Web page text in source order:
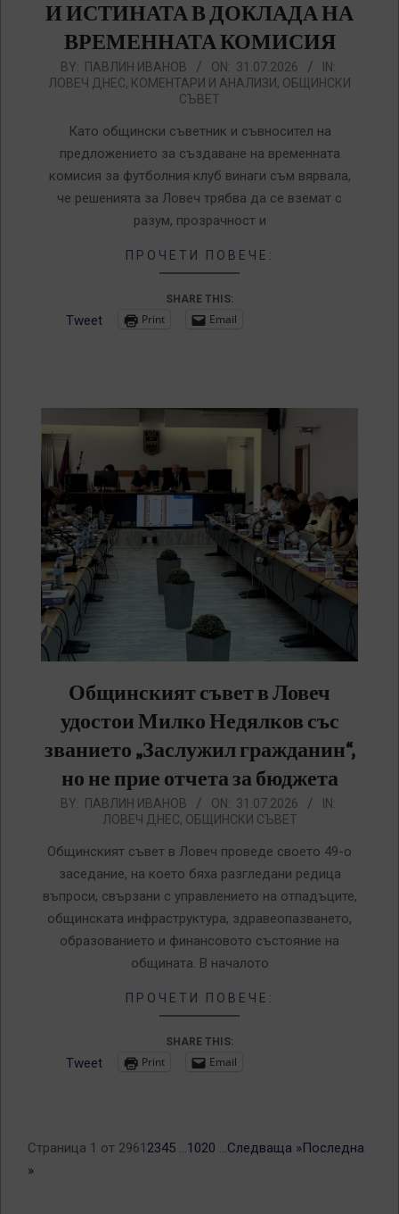
И ИСТИНАТА В ДОКЛАДА НА
ВРЕМЕННАТА КОМИСИЯ
2026-
07-
BY: ПАВЛИН ИВАНОВ ON: 31.07.2026
IN:
ЛОВЕЧ ДНЕС, КОМЕНТАРИ И АНАЛИЗИ, ОБЩИНСКИ
СЪВЕТ
Като общински съветник и съвносител на
предложението за създаване на временната
комисия за футболния клуб винаги съм вярвала,
че решенията за Ловеч трябва да се вземат с
разум, прозрачност и
ПРОЧЕТИ ПОВЕЧЕ:
SHARE THIS:
Tweet Print Email
Общинският съвет в Ловеч
удостои Милко Недялков със
званието „Заслужил гражданин“,
но не прие отчета за бюджета
2026-
31
BY: ПАВЛИН ИВАНОВ ON: 31.07.2026
IN:
ЛОВЕЧ ДНЕС, ОБЩИНСКИ СЪВЕТ
Общинският съвет в Ловеч проведе своето 49-о
заседание, на което бяха разгледани редица
въпроси, свързани с управлението на отпадъците,
общинската инфраструктура, здравеопазването,
образованието и финансовото състояние на
общината. В началото
ПРОЧЕТИ ПОВЕЧЕ:
SHARE THIS:
Tweet Print Email
Страница 1 от 2961 2345 ...1020 ...Следваща »Последна
»